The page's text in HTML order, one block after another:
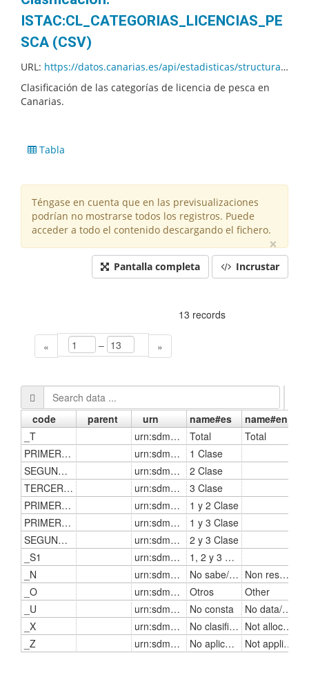
ISTAC:CL_CATEGORIAS_LICENCIAS_PE
SCA (CSV)
URL: https://datos.canarias.es/api/estadisticas/structural-resources/v1.0/codelists/ISTAC/CL_CATEGORIAS_LICENCIAS_PESCA/01.001/codes.csv?fields=+description
Clasificación de las categorías de licencia de pesca en
Canarias.
Tabla
Téngase en cuenta que en las previsualizaciones
podrían no mostrarse todos los registros. Puede
acceder a todo el contenido descargando el fichero.
×
Pantalla completa Incrustar